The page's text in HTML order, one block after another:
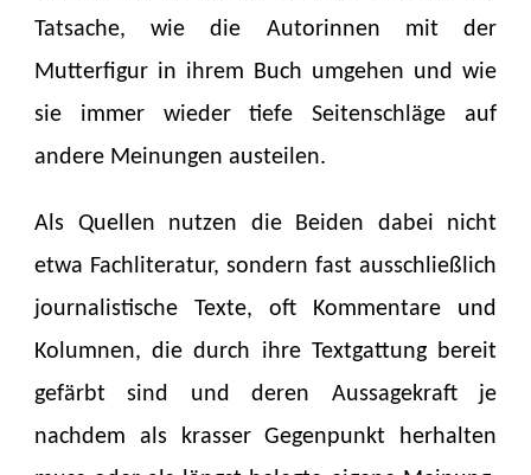
Tatsache, wie die Autorinnen mit der
Mutterfigur in ihrem Buch umgehen und wie
sie immer wieder tiefe Seitenschläge auf
andere Meinungen austeilen.
Als Quellen nutzen die Beiden dabei nicht
etwa Fachliteratur, sondern fast ausschließlich
journalistische Texte, oft Kommentare und
Kolumnen, die durch ihre Textgattung bereit
gefärbt sind und deren Aussagekraft je
nachdem als krasser Gegenpunkt herhalten